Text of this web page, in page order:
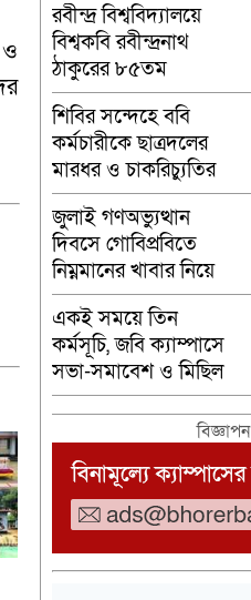
ও
রবীন্দ্র বিশ্ববিদ্যালয়ে
বিশ্বকবি রবীন্দ্রনাথ
ঠাকুরের ৮৫তম
মহাপ্রয়াণ দিবস পালিত
শিবির সন্দেহে ববি
কর্মচারীকে ছাত্রদলের
মারধর ও চাকরিচ্যুতির
অভিযোগ
জুলাই গণঅভ্যুত্থান
দিবসে গোবিপ্রবিতে
নিম্নমানের খাবার নিয়ে
সংঘর্ষ
একই সময়ে তিন
কর্মসূচি, জবি ক্যাম্পাসে
সভা-সমাবেশ ও মিছিল
নিষিদ্ধ
বিজ্ঞাপন